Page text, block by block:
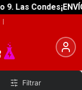
9. Las Condes
|
Filtrar